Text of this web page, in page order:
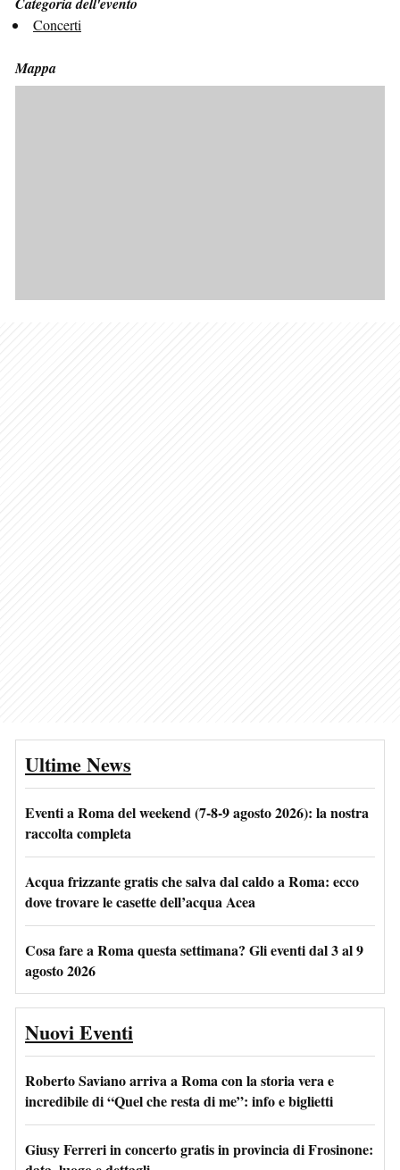
Concerti
Mappa
Ultime News
Eventi a Roma del weekend (7-8-9 agosto 2026): la nostra
raccolta completa
Acqua frizzante gratis che salva dal caldo a Roma: ecco
dove trovare le casette dell’acqua Acea
Cosa fare a Roma questa settimana? Gli eventi dal 3 al 9
agosto 2026
Nuovi Eventi
Roberto Saviano arriva a Roma con la storia vera e
incredibile di “Quel che resta di me”: info e biglietti
Giusy Ferreri in concerto gratis in provincia di Frosinone: